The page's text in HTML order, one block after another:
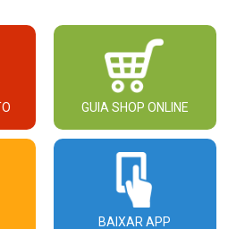
GUIA SHOP ONLINE
BAIXAR APP